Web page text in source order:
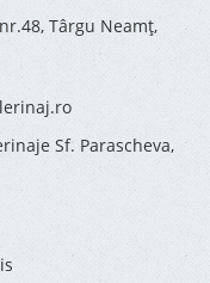
Târgu Neamț,
Sf. Parascheva,